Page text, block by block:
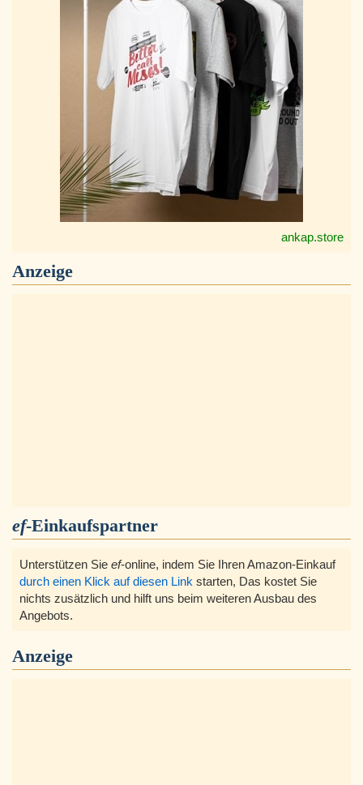
ankap.store
Anzeige
ef-Einkaufspartner
Unterstützen Sie ef-online, indem Sie Ihren Amazon-Einkauf
durch einen Klick auf diesen Link starten, Das kostet Sie
nichts zusätzlich und hilft uns beim weiteren Ausbau des
Angebots.
Anzeige